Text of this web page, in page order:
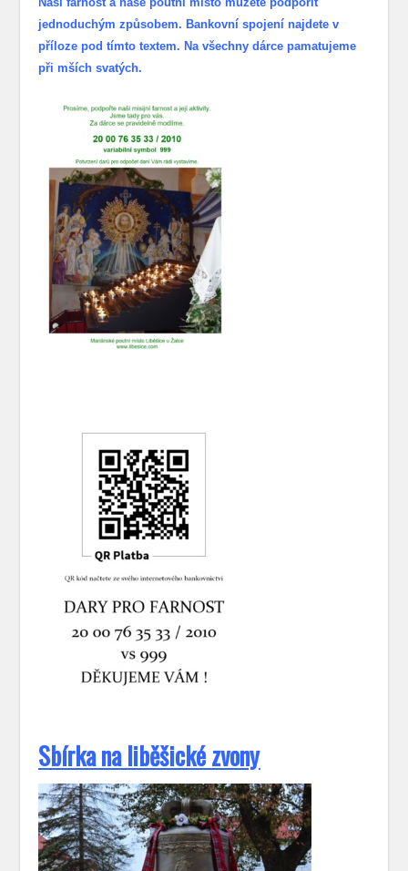
jednoduchým způsobem. Bankovní spojení najdete v
příloze pod tímto textem. Na všechny dárce pamatujeme
při mších svatých.
Sbírka na liběšické zvony